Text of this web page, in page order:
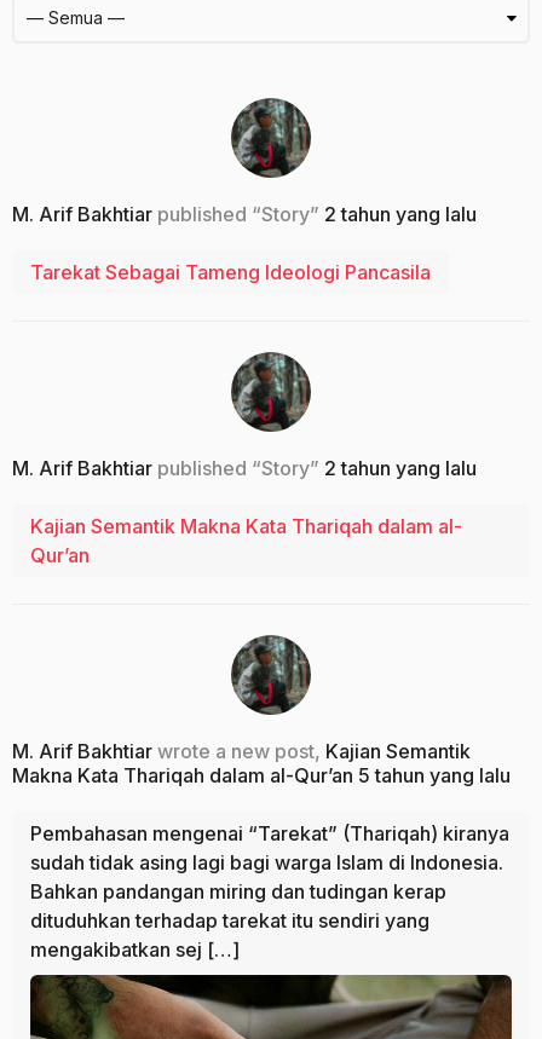
M. Arif Bakhtiar published “Story” 2 tahun yang lalu
Tarekat Sebagai Tameng Ideologi Pancasila
M. Arif Bakhtiar published “Story” 2 tahun yang lalu
Kajian Semantik Makna Kata Thariqah dalam al-
Qur’an
M. Arif Bakhtiar wrote a new post, Kajian Semantik
Makna Kata Thariqah dalam al-Qur’an 5 tahun yang lalu
Pembahasan mengenai “Tarekat” (Thariqah) kiranya
sudah tidak asing lagi bagi warga Islam di Indonesia.
Bahkan pandangan miring dan tudingan kerap
dituduhkan terhadap tarekat itu sendiri yang
mengakibatkan sej […]